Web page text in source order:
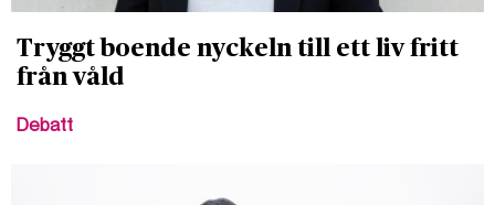
Tryggt boende nyckeln till ett liv fritt
från våld
Debatt